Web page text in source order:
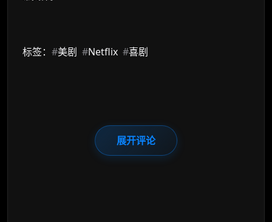
标签： #美剧 #Netflix #喜剧
展开评论